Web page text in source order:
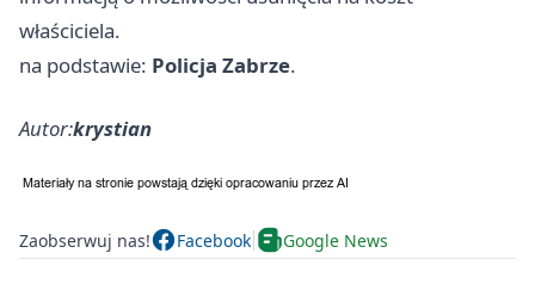
właściciela.
na podstawie: Policja Zabrze.
Autor:krystian
Zaobserwuj nas! Facebook Google News